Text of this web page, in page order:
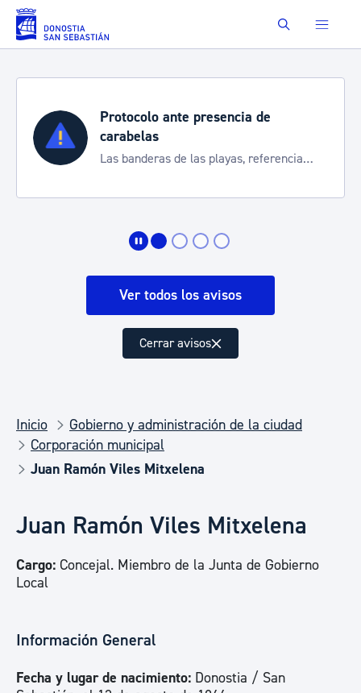
Saltar al contenido principal Buscar
Protocolo ante presencia de
carabelas
Las banderas de las playas, referencia
Ver todos los avisos
Cerrar avisos
Inicio
Gobierno y administración de la ciudad
Corporación municipal
Juan Ramón Viles Mitxelena
Juan Ramón Viles Mitxelena
Cargo: Concejal. Miembro de la Junta de Gobierno
Local
Información General
Fecha y lugar de nacimiento: Donostia / San